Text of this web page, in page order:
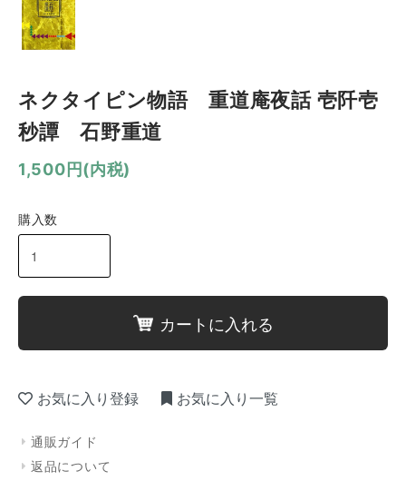
ネクタイピン物語 重道庵夜話 壱阡壱
秒譚 石野重道
1,500円(内税)
購入数
カートに入れる
お気に入り登録 お気に入り一覧
通販ガイド
返品について